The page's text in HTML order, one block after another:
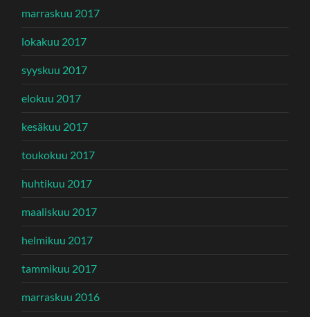
marraskuu 2017
lokakuu 2017
syyskuu 2017
elokuu 2017
kesäkuu 2017
toukokuu 2017
huhtikuu 2017
maaliskuu 2017
helmikuu 2017
tammikuu 2017
marraskuu 2016